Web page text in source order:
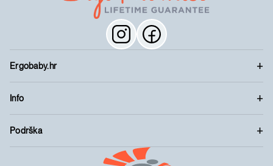
Ergobaby.hr
Info
Podrška